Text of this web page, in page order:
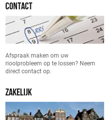
CONTACT
Afspraak maken om uw
rioolprobleem op te lossen? Neem
direct contact op.
ZAKELIJK